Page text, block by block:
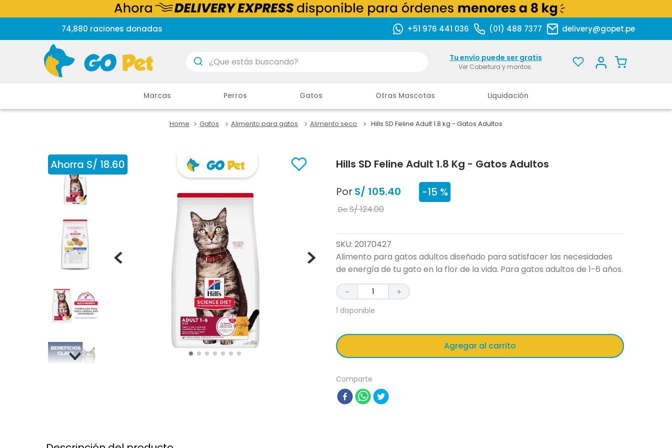
74,880 raciones donadas +51 976 441 036 (01) 488 7377 delivery@gopet.pe
¿Que estás buscando? Tu envío puede ser gratis
Ver Cobertura y montos.
Marcas Perros Gatos Otras Mascotas Liquidación
Gatos Alimento para gatos Alimento seco Hills SD Feline Adult 1.8 kg - Gatos Adultos
Ahorra S/ 18.60 Hills SD Feline Adult 1.8 Kg - Gatos Adultos
De S/124.00
PorS/ 105.40 -15 %
SKU: 20170427
Alimento para gatos adultos diseñado para satisfacer las necesidades
de energía de tu gato en la flor de la vida. Para gatos adultos de 1-6 años.
＋
－
1 disponible
Agregar al carrito
Comparte